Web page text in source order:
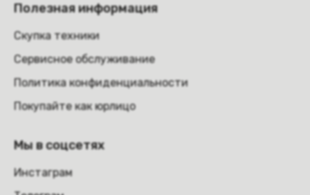
Полезная информация
Скупка техники
Сервисное обслуживание
Политика конфиденциальности
Покупайте как юрлицо
Мы в соцсетях
Инстаграм